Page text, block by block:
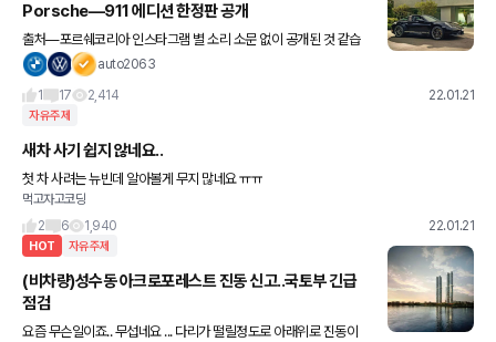
Porsche—911 에디션 한정판 공개
출처—포르쉐코리아 인스타그램 별 소리 소문 없이 공개된 것 같습
니다 어제 페라리 296gtb에 가려서 그런가…? 포르쉐 디자인 창립
auto2063
1
17 2,414 22.01.21
자유주제
새차 사기 쉽지 않네요..
첫 차 사려는 뉴빈데 알아볼게 무지 많네요 ㅠㅠ
먹고자고코딩
2
6 1,940 22.01.21
HOT 자유주제
(비차량)성수동 아크로포레스트 진동 신고..국토부 긴급
점검
요즘 무슨일이죠.. 무섭네요 ... 다리가 떨릴정도로 아래위로 진동이